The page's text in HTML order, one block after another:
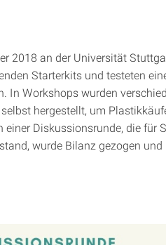
2018 an der Universität
Starterkits und testeten
In Workshops wurden
hergestellt, um
Diskussionsrunde, die für
wurde Bilanz gezogen und